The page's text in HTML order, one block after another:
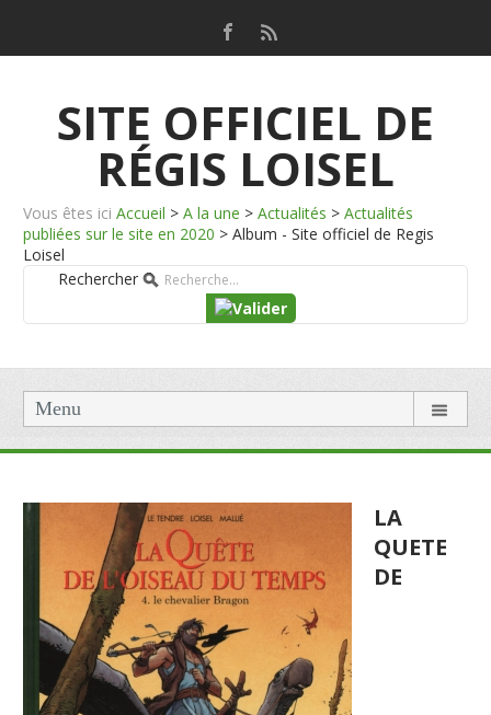
SITE OFFICIEL DE
RÉGIS LOISEL
Vous êtes ici Accueil > A la une > Actualités > Actualités
publiées sur le site en 2020 > Album - Site officiel de Regis
Loisel
Rechercher
Menu
LA
QUETE
DE